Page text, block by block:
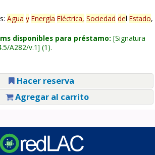
Agua y Energía Eléctrica, Sociedad del Estado,
disponibles para préstamo: Signatura
A282/v.1 (1).
Hacer reserva
Agregar al carrito